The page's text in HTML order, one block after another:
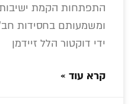
התפתחות הקמת
ומשמעותם בחסידות
ידי דוקטור הלל זיידמן
קרא עוד »